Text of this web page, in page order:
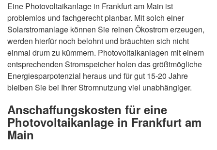
Eine Photovoltaikanlage in Frankfurt am Main ist
problemlos und fachgerecht planbar. Mit solch einer
Solarstromanlage können Sie reinen Ökostrom erzeugen,
werden hierfür noch belohnt und bräuchten sich nicht
einmal drum zu kümmern. Photovoltaikanlagen mit einem
entsprechenden Stromspeicher holen das größtmögliche
Energiesparpotenzial heraus und für gut 15-20 Jahre
bleiben Sie bei Ihrer Stromnutzung viel unabhängiger.
Anschaffungskosten für eine
Photovoltaikanlage in Frankfurt am
Main